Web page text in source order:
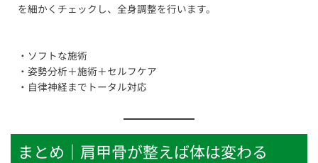
を細かくチェックし、全身調整を行います。
・ソフトな施術
・姿勢分析＋施術＋セルフケア
・自律神経までトータル対応
まとめ｜肩甲骨が整えば体は変わる